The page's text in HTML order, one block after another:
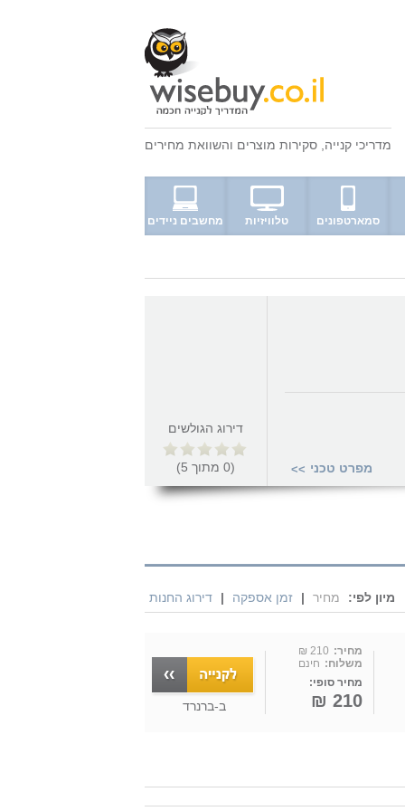
מדריכי קנייה סקירות מוצרים והשוואת מחירים
סמארטפונים טלוויזיות מחשבים ניידים
מפרט טכני >>
דירוג הגולשים
(
0 מתוך 5
)
מיון לפי: מחיר | זמן אספקה | דירוג החנות
מחיר: 210 ₪
משלוח: חינם
מחיר סופי:
210 ₪ ב-ברנרד